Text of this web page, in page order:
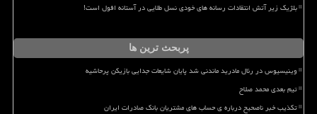
بلژیک زیر آتش انتقادات رسانه های خودی نسل طلایی در آستانه افول است!
پربحث ترین ها
وینیسیوس در رئال مادرید ماندنی شد پایان شایعات جدایی بازیکن پرحاشیه
تیم بعدی محمد صلاح
تکذیب خبر ناصحیح درباره ی حساب های مشتریان بانک صادرات ایران